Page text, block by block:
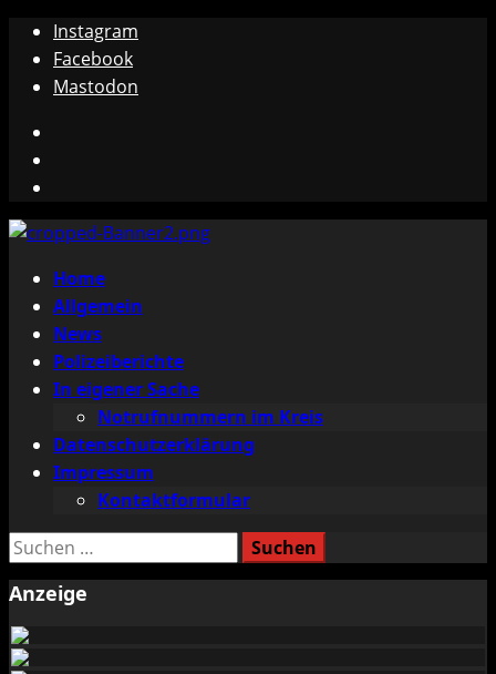
Zum
Inhalt
springen
Instagram
Facebook
Mastodon
Primäres
Menü
Home
Allgemein
News
Polizeiberichte
In eigener Sache
Notrufnummern im Kreis
Datenschutzerklärung
Impressum
Kontaktformular
Suchen
Anzeige